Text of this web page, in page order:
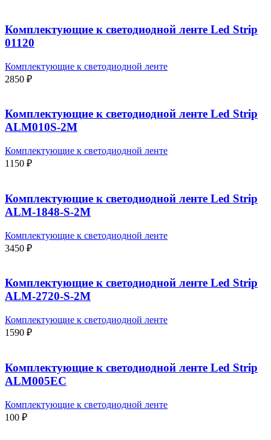
Комплектующие к светодиодной ленте Led Strip
01120
Комплектующие к светодиодной ленте
2850 ₽
Комплектующие к светодиодной ленте Led Strip
ALM010S-2M
Комплектующие к светодиодной ленте
1150 ₽
Комплектующие к светодиодной ленте Led Strip
ALM-1848-S-2M
Комплектующие к светодиодной ленте
3450 ₽
Комплектующие к светодиодной ленте Led Strip
ALM-2720-S-2M
Комплектующие к светодиодной ленте
1590 ₽
Комплектующие к светодиодной ленте Led Strip
ALM005EC
Комплектующие к светодиодной ленте
100 ₽